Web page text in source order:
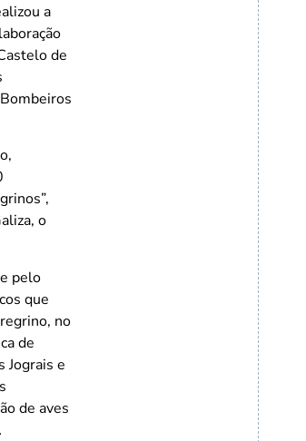
a
de
o
pelo
que
no
de
Jograis e
de aves